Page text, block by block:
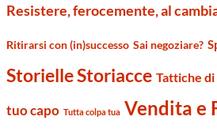
Resistere, ferocemente, al
Ritirarsi con (in)successo Sai negoziare?
Storielle Storiacce Tattiche
tuo capo Tutta colpa tua Vendita e